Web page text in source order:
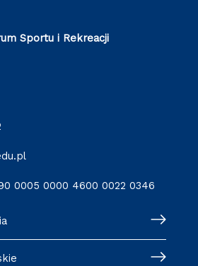
Sportu i Rekreacji
0005 0000 4600 0022 0346